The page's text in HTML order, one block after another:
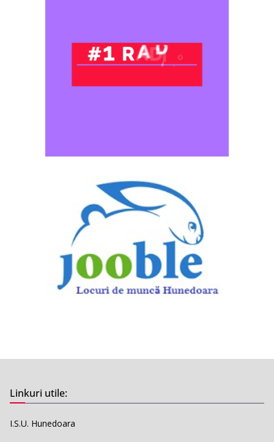
Linkuri utile:
I.S.U. Hunedoara